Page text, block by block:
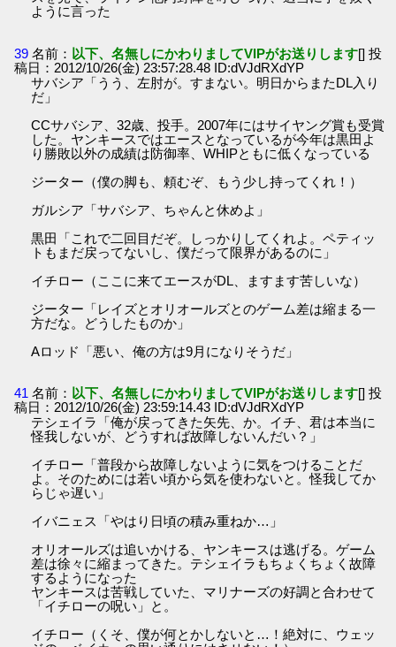
ように言った
39 名前： 以下、名無しにかわりましてVIPがお送りします[] 投
稿日：2012/10/26(金) 23:57:28.48 ID:dVJdRXdYP
サバシア「うう、左肘が。すまない。明日からまたDL入り
だ」
CCサバシア、32歳、投手。2007年にはサイヤング賞も受賞
した。ヤンキースではエースとなっているが今年は黒田よ
り勝敗以外の成績は防御率、WHIPともに低くなっている
ジーター（僕の脚も、頼むぞ、もう少し持ってくれ！）
ガルシア「サバシア、ちゃんと休めよ」
黒田「これで二回目だぞ。しっかりしてくれよ。ペティッ
トもまだ戻ってないし、僕だって限界があるのに」
イチロー（ここに来てエースがDL、ますます苦しいな）
ジーター「レイズとオリオールズとのゲーム差は縮まる一
方だな。どうしたものか」
Aロッド「悪い、俺の方は9月になりそうだ」
41 名前： 以下、名無しにかわりましてVIPがお送りします[] 投
稿日：2012/10/26(金) 23:59:14.43 ID:dVJdRXdYP
テシェイラ「俺が戻ってきた矢先、か。イチ、君は本当に
怪我しないが、どうすれば故障しないんだい？」
イチロー「普段から故障しないように気をつけることだ
よ。そのためには若い頃から気を使わないと。怪我してか
らじゃ遅い」
イバニェス「やはり日頃の積み重ねか…」
オリオールズは追いかける、ヤンキースは逃げる。ゲーム
差は徐々に縮まってきた。テシェイラもちょくちょく故障
するようになった
ヤンキースは苦戦していた、マリナーズの好調と合わせて
「イチローの呪い」と。
イチロー（くそ、僕が何とかしないと…！絶対に、ウェッ